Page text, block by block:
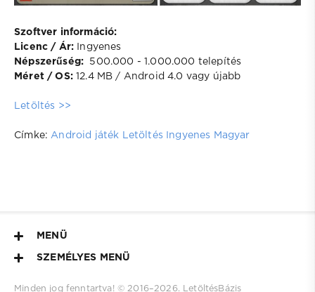
Szoftver információ:
Licenc / Ár: Ingyenes
Népszerűség: 500.000 - 1.000.000 telepítés
Méret / OS:12.4 MB / Android 4.0 vagy újabb
Letöltés >>
Címke: Android játék Letöltés Ingyenes Magyar
MENÜ
SZEMÉLYES MENÜ
Minden jog fenntartva! © 2016–2026. LetöltésBázis